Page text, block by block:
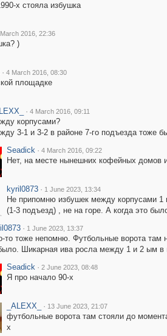
х стояла избушка
2016, 22:36
)
· 4 March 2016, 08:30
площадке
· 4 March 2016, 09:11
корпусами?
3-1 и 3-2 в районе 7-го подъезда тоже
Seadick · 4 March 2016, 09:22
Нет, на месте нынешних кофейных
kyril0873 · 1 June 2023, 13:34
Не припомню избушек между корпусами 1
(1-3 подъезд) , не на горе. А когда это
· 1 June 2023, 13:37
то тоже непомню. Футбольные ворота
Шикарная ива росла между 1 и 2 ым в
Seadick · 2 June 2023, 08:48
Я про начало 90-х
_ALEXX_ · 13 June 2023, 21:07
футбольные ворота там стояли до
х